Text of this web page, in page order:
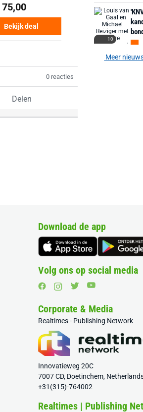
75,00
Bekijk deal
€ 29,99
Bekijk deal
0 reacties
Delen
10
Meer
Download de app
Volg ons op social media
Corporate & Media
Realtimes - Publishing Network
Innovatieweg 20C
7007 CD, Doetinchem,
+31(315)-764002
Realtimes | Publishing